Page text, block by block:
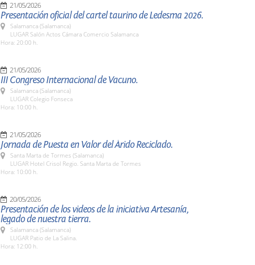
21/05/2026
Presentación oficial del cartel taurino de Ledesma 2026.
Salamanca (Salamanca)
LUGAR Salón Actos Cámara Comercio Salamanca
Hora: 20:00 h.
21/05/2026
III Congreso Internacional de Vacuno.
Salamanca (Salamanca)
LUGAR Colegio Fonseca
Hora: 10:00 h.
21/05/2026
Jornada de Puesta en Valor del Árido Reciclado.
Santa Marta de Tormes (Salamanca)
LUGAR Hotel Crisol Regio. Santa Marta de Tormes
Hora: 10:00 h.
20/05/2026
Presentación de los videos de la iniciativa Artesanía,
legado de nuestra tierra.
Salamanca (Salamanca)
LUGAR Patio de La Salina.
Hora: 12:00 h.